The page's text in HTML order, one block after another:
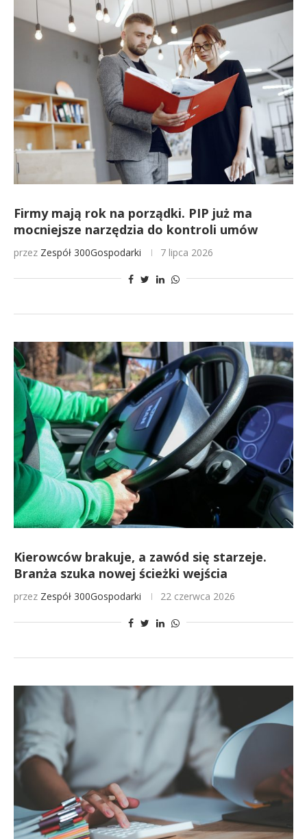
Firmy mają rok na porządki. PIP już ma
mocniejsze narzędzia do kontroli umów
przez Zespół 300Gospodarki 7 lipca 2026
Kierowców brakuje, a zawód się starzeje.
Branża szuka nowej ścieżki wejścia
przez Zespół 300Gospodarki 22 czerwca 2026